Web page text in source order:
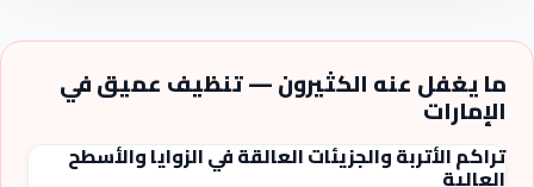
ما يغفل عنه الكثيرون — تنظيف عميق في
الإمارات
تراكم الأتربة والجزيئات العالقة في الزوايا والأسطح
العالية